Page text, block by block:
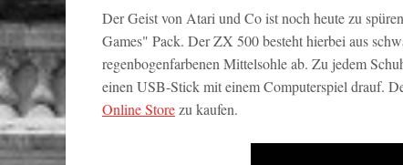
Der Geist von Atari und Co ist noch heute zu
Games" Pack. Der ZX 500 besteht hierbei aus
regenbogenfarbenen Mittelsohle ab. Zu jedem
einen USB-Stick mit einem Computerspiel drauf.
Online Storezu kaufen.